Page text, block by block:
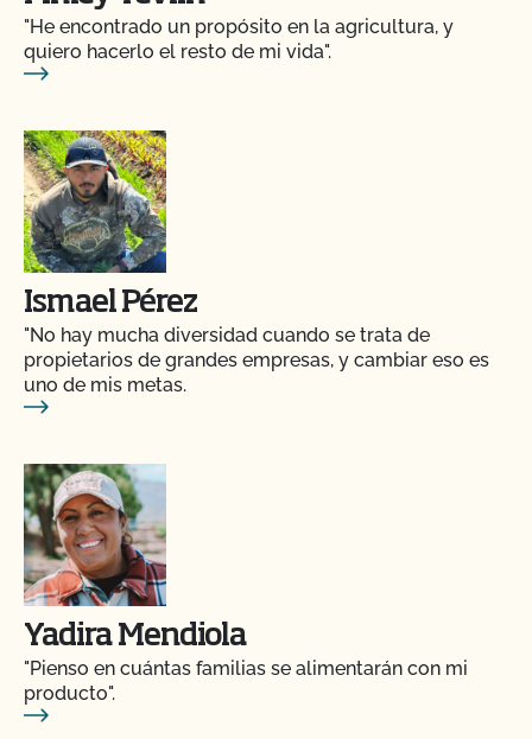
"He encontrado un propósito en la agricultura, y
quiero hacerlo el resto de mi vida".
Ismael Pérez
"No hay mucha diversidad cuando se trata de
propietarios de grandes empresas, y cambiar eso es
uno de mis metas.
Yadira Mendiola
"Pienso en cuántas familias se alimentarán con mi
producto".